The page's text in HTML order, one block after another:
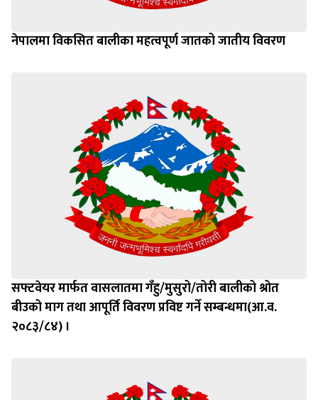
नेपालमा विकसित बालीका महत्वपूर्ण जातको जातीय विवरण
सफ्टवेयर मार्फत वासलातमा गँहु/मुसुरो/तोरी बालीको श्रोत
बीउको माग तथा आपूर्ति विवरण प्रविष्ट गर्ने सम्बन्धमा(आ.व.
२०८३/८४) ।